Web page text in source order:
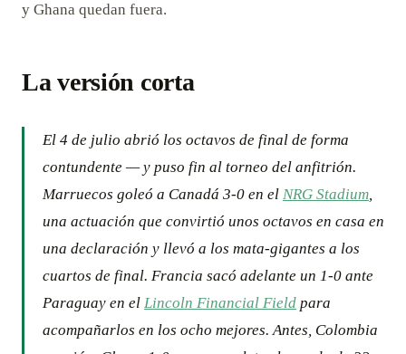
y Ghana quedan fuera.
La versión corta
El 4 de julio abrió los octavos de final de forma
contundente — y puso fin al torneo del anfitrión.
Marruecos goleó a Canadá 3-0 en el NRG Stadium,
una actuación que convirtió unos octavos en casa en
una declaración y llevó a los mata-gigantes a los
cuartos de final. Francia sacó adelante un 1-0 ante
Paraguay en el Lincoln Financial Field para
acompañarlos en los ocho mejores. Antes, Colombia